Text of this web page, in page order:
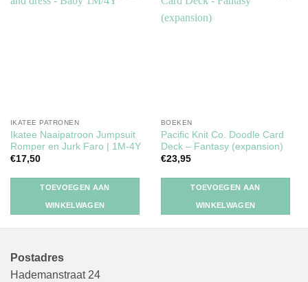
IKATEE PATRONEN
Ikatee Naaipatroon Jumpsuit
Romper en Jurk Faro | 1M-4Y
€17,50
TOEVOEGEN AAN
WINKELWAGEN
BOEKEN
Pacific Knit Co. Doodle Card
Deck – Fantasy (expansion)
€23,95
TOEVOEGEN AAN
WINKELWAGEN
Postadres
Hademanstraat 24